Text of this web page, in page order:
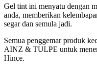
Gel tint ini menyatu dengan
anda, memberikan
segar dan semula jadi.
Semua penggemar produk
AINZ & TULPE untuk
Hince.